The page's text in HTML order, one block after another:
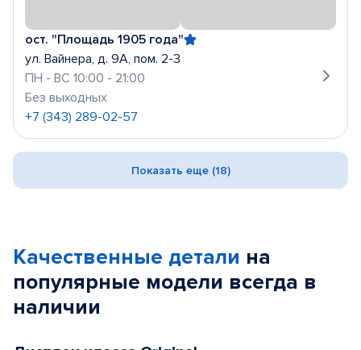
ост. "Площадь 1905 года"
ул. Вайнера, д. 9А, пом. 2-3
ПН - ВС 10:00 - 21:00
Без выходных
+7 (343) 289-02-57
Показать еще (18)
Качественные детали на
популярные модели всегда в
наличии